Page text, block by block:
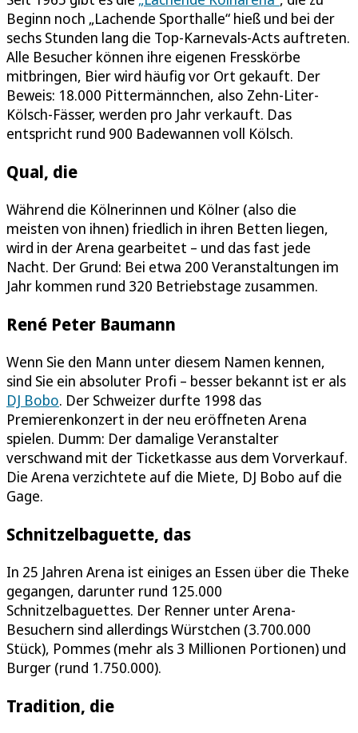
Beginn noch „Lachende Sporthalle“ hieß und bei der
sechs Stunden lang die Top-Karnevals-Acts auftreten.
Alle Besucher können ihre eigenen Fresskörbe
mitbringen, Bier wird häufig vor Ort gekauft. Der
Beweis: 18.000 Pittermännchen, also Zehn-Liter-
Kölsch-Fässer, werden pro Jahr verkauft. Das
entspricht rund 900 Badewannen voll Kölsch.
Qual, die
Während die Kölnerinnen und Kölner (also die
meisten von ihnen) friedlich in ihren Betten liegen,
wird in der Arena gearbeitet – und das fast jede
Nacht. Der Grund: Bei etwa 200 Veranstaltungen im
Jahr kommen rund 320 Betriebstage zusammen.
René Peter Baumann
Wenn Sie den Mann unter diesem Namen kennen,
sind Sie ein absoluter Profi – besser bekannt ist er als
DJ Bobo. Der Schweizer durfte 1998 das
Premierenkonzert in der neu eröffneten Arena
spielen. Dumm: Der damalige Veranstalter
verschwand mit der Ticketkasse aus dem Vorverkauf.
Die Arena verzichtete auf die Miete, DJ Bobo auf die
Gage.
Schnitzelbaguette, das
In 25 Jahren Arena ist einiges an Essen über die Theke
gegangen, darunter rund 125.000
Schnitzelbaguettes. Der Renner unter Arena-
Besuchern sind allerdings Würstchen (3.700.000
Stück), Pommes (mehr als 3 Millionen Portionen) und
Burger (rund 1.750.000).
Tradition, die